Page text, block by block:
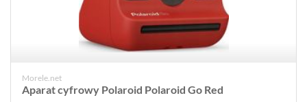
Morele.net
Aparat cyfrowy Polaroid Polaroid Go Red